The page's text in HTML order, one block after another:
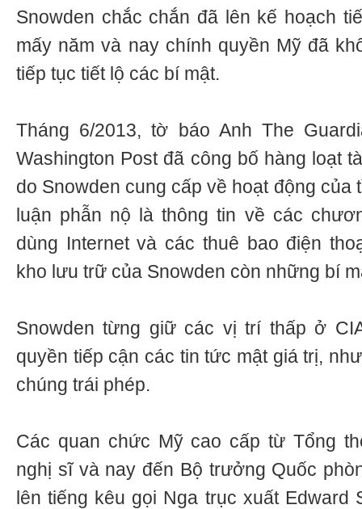
Snowden chắc chắn đã lên kế hoạch
mấy năm và nay chính quyền Mỹ đã
tiếp tục tiết lộ các bí mật.
Tháng 6/2013, tờ báo Anh The
Washington Post đã công bố hàng loạt
do Snowden cung cấp về hoạt động của
luận phẫn nộ là thông tin về các
dùng Internet và các thuê bao điện
kho lưu trữ của Snowden còn những bí
Snowden từng giữ các vị trí thấp ở
quyền tiếp cận các tin tức mật giá trị,
chúng trái phép.
Các quan chức Mỹ cao cấp từ Tổng
nghị sĩ và nay đến Bộ trưởng Quốc
lên tiếng kêu gọi Nga trục xuất Edward